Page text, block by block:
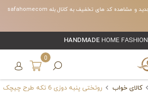
جهت معرفی محصولات جدید و مشاهده کد های تخفیف به کانال بله safahomecom
HANDMADE HOME FASHION
0
کالای خواب روتختی پنبه دوزی 6 تکه طرح چیچک